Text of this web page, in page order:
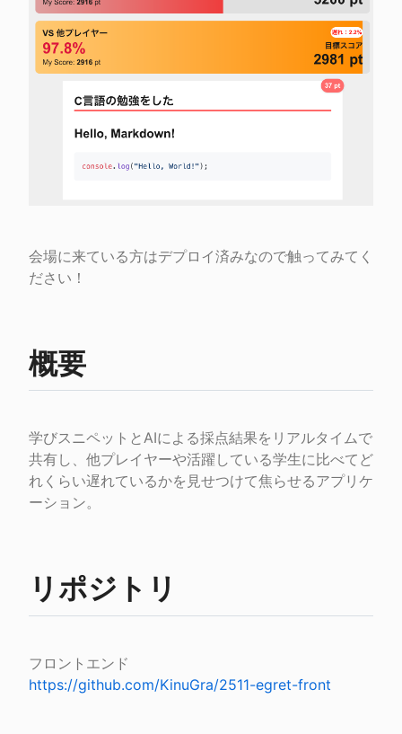
会場に来ている方はデプロイ済みなので触ってみてく
ださい！
概要
学びスニペットとAIによる採点結果をリアルタイムで
共有し、他プレイヤーや活躍している学生に比べてど
れくらい遅れているかを見せつけて焦らせるアプリケ
ーション。
リポジトリ
https://github.com/KinuGra/2511-egret-front